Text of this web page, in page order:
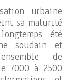
urbaine
sa maturité
été
soudain et
de
7000 à 2500